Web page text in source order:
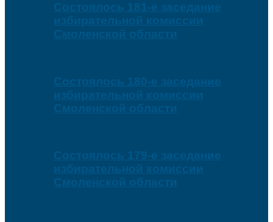
Состоялось 181-е заседание
избирательной комиссии
Смоленской области
Состоялось 180-е заседание
избирательной комиссии
Смоленской области
Состоялось 179-е заседание
избирательной комиссии
Смоленской области